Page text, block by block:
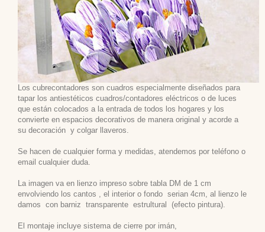
Los cubrecontadores son cuadros especialmente diseñados para
tapar los antiestéticos cuadros/contadores eléctricos o de luces
que están colocados a la entrada de todos los hogares y los
convierte en espacios decorativos de manera original y acorde a
su decoración y colgar llaveros.
Se hacen de cualquier forma y medidas, atendemos por teléfono o
email cualquier duda.
La imagen va en lienzo impreso sobre tabla DM de 1 cm
envolviendo los cantos , el interior o fondo serian 4cm, al lienzo le
damos con barniz transparente estrultural (efecto pintura).
El montaje incluye sistema de cierre por imán,